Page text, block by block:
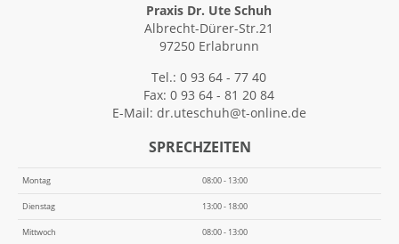
Praxis Dr. Ute Schuh
Albrecht-Dürer-Str.21
97250 Erlabrunn
Tel.: 0 93 64 - 77 40
Fax: 0 93 64 - 81 20 84
E-Mail: dr.uteschuh@t-online.de
SPRECHZEITEN
Montag 08:00 - 13:00
Dienstag 13:00 - 18:00
Mittwoch 08:00 - 13:00